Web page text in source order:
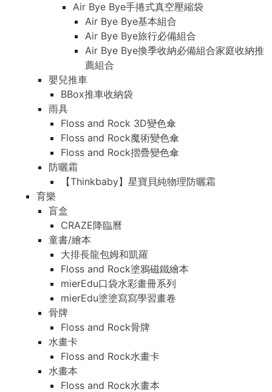
Air Bye Bye手捲式真空壓縮袋
Air Bye Bye基本組合
Air Bye Bye旅行必備組合
Air Bye Bye換季收納必備組合家庭收納推
薦組合
嬰兒推車
BBox推車收納袋
雨具
Floss and Rock 3D變色傘
Floss and Rock魔術變色傘
Floss and Rock摺疊變色傘
防曬霜
【Thinkbaby】星寶貝純物理防曬霜
育樂
盲盒
CRAZE降臨曆
童書/繪本
大排長龍包姆和凱羅
Floss and Rock塗鴉磁鐵繪本
mierEdu口袋水彩畫冊系列
mierEdu塗塗寫寫學習畫卷
骨牌
Floss and Rock骨牌
水畫卡
Floss and Rock水畫卡
水畫本
Floss and Rock水畫本